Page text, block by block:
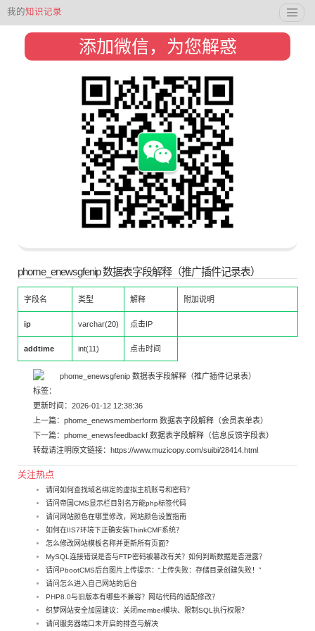
我的知识记录
添加微信，为您解惑
phome_enewsgfenip 数据表字段解释（推广插件记录表）
字段名 类型 解释 附加说明
ip varchar(20) 点击IP
addtime int(11) 点击时间
标签：
更新时间：2026-01-12 12:38:36
上一篇： phome_enewsmemberform 数据表字段解释（会员表单表）
下一篇： phome_enewsfeedbackf 数据表字段解释（信息反馈字段表）
转载请注明原文链接： https://www.muzicopy.com/suibi/28414.html
关注热点
请问如何查找域名绑定的虚拟主机账号和密码？
请问帝国CMS显示栏目别名万能php标签代码
请问网站颜色在哪里修改，网站颜色设置指南
如何在IIS7环境下正确安装ThinkCMF系统？
怎么修改网站模板名称并更新所有页面？
MySQL连接错误是否与FTP密码被篡改有关？如何判断数据是否泄露？
请问PbootCMS后台图片上传提示：“上传失败：存储目录创建失败！”
请问怎么进入自己网站的后台
PHP8.0与旧版本有哪些不兼容？网站代码的适配修改？
织梦网站安全加固建议：关闭member模块、限制SQL执行权限？
请问服务器端口未开启的排查与解决